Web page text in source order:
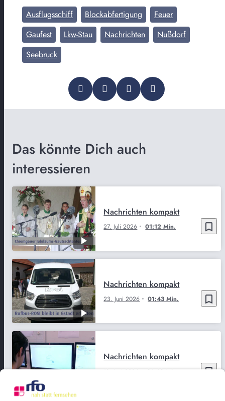
Ausflugsschiff Blockabfertigung
Feuer
Gaufest
Lkw-Stau Nachrichten
Nußdorf
Seebruck
Das könnte Dich auch
interessieren
bookmark_border
27. Juli 2026 01:12 Min.
Nachrichten kompakt
bookmark_border
23. Juni 2026 01:43 Min.
Nachrichten kompakt
bookmark_border
18. Juni 2026 01:48 Min.
Nachrichten kompakt